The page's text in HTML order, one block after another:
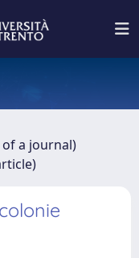
a journal)